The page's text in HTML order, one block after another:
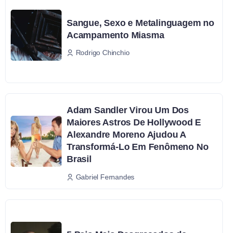
Sangue, Sexo e Metalinguagem no
Acampamento Miasma
Rodrigo Chinchio
Adam Sandler Virou Um Dos
Maiores Astros De Hollywood E
Alexandre Moreno Ajudou A
Transformá-Lo Em Fenômeno No
Brasil
Gabriel Fernandes